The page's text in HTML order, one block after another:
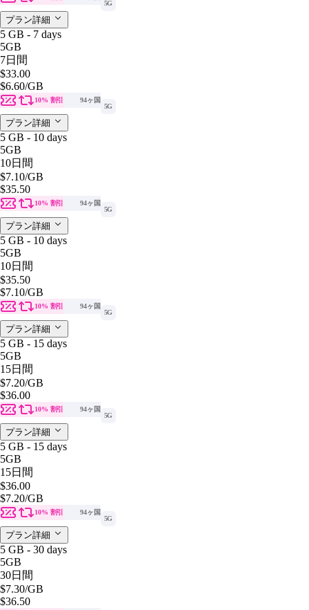
5G
プラン詳細
5 GB - 7 days
5GB
7日間
$33.00
$6.60/GB
10% 割引
94ヶ国
5G
プラン詳細
5 GB - 10 days
5GB
10日間
$7.10/GB
$35.50
10% 割引
94ヶ国
5G
プラン詳細
5 GB - 10 days
5GB
10日間
$35.50
$7.10/GB
10% 割引
94ヶ国
5G
プラン詳細
5 GB - 15 days
5GB
15日間
$7.20/GB
$36.00
10% 割引
94ヶ国
5G
プラン詳細
5 GB - 15 days
5GB
15日間
$36.00
$7.20/GB
10% 割引
94ヶ国
5G
プラン詳細
5 GB - 30 days
5GB
30日間
$7.30/GB
$36.50